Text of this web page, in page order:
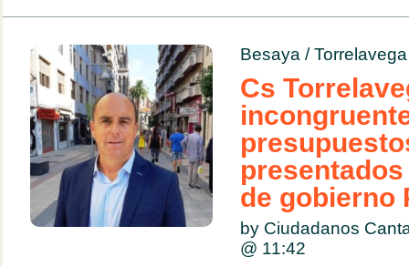
Besaya /Torrelavega
Cs
de gobierno
by Ciudadanos
@ 11:42